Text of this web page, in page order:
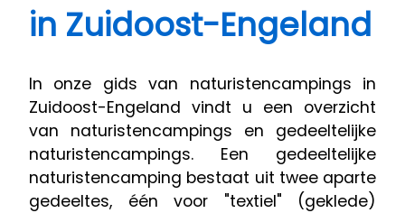
in Zuidoost-Engeland
In onze gids van naturistencampings in
Zuidoost-Engeland vindt u een overzicht
van naturistencampings en gedeeltelijke
naturistencampings. Een gedeeltelijke
naturistencamping bestaat uit twee aparte
gedeeltes, één voor "textiel" (geklede)